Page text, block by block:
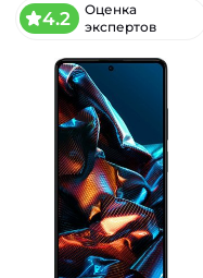
4.2
Оценка
экспертов